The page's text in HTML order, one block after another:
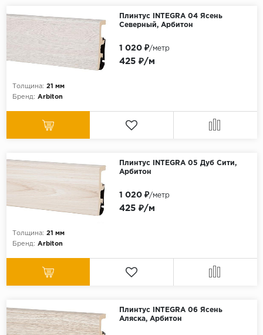
Плинтус INTEGRA 04 Ясень
Северный, Арбитон
Толщина: 21 мм
Бренд: Arbiton
425 ₽/м
1 020 ₽/метр
Плинтус INTEGRA 05 Дуб Сити,
Арбитон
Толщина: 21 мм
Бренд: Arbiton
425 ₽/м
1 020 ₽/метр
Плинтус INTEGRA 06 Ясень
Аляска, Арбитон